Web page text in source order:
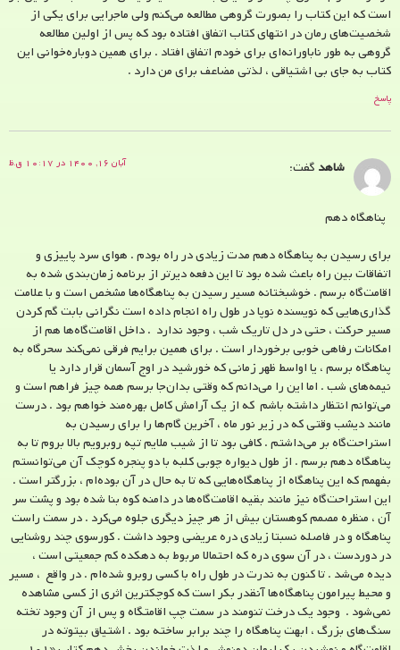
است که این کتاب را بصورت گروهی مطالعه می‌کنم ولی ماجرایی برای یکی از
شخصیت‌های رمان در انتهای کتاب اتفاق افتاده بود که پس از اولین مطالعه
گروهی به طور ناباورانه‌ای برای خودم اتفاق افتاد . برای همین دوباره‌خوانی این
کتاب به جای بی اشتیاقی ، لذتی مضاعف برای من دارد .
پاسخ
شاهد گفت: آبان ۱۶, ۱۴۰۰ در ۱۰:۱۷ ق.ظ
پناهگاه دهم
برای رسیدن به پناهگاه دهم مدت زیادی در راه بودم . هوای سرد پاییزی و
اتفاقات بین راه باعث شده بود تا این دفعه دیرتر از برنامه زمان‌بندی شده به
اقامت‌گاه برسم . خوشبختانه مسیر رسیدن به پناهگاه‌ها مشخص است و با علامت
گذاری‌هایی که نویسنده نوپا در طول راه انجام داده است نگرانی بابت گم کردن
مسیر حرکت ، حتی در دل تاریک شب ، وجود ندارد . داخل اقامت‌گاه‌ها هم از
امکانات رفاهی خوبی برخوردار است . برای همین برایم فرقی نمی‌کند سحرگاه به
پناهگاه برسم ، یا اواسط ظهر زمانی که خورشید در اوج آسمان قرار دارد یا
نیمه‌های شب . اما این را می‌دانم که وقتی بدان‌جا برسم همه چیز فراهم است و
می‌توانم انتظار داشته باشم که از یک آرامش کامل بهره‌مند خواهم بود . درست
مانند دیشب وقتی که در زیر نور ماه ، آخرین گام‌ها را برای رسیدن به
استراحت‌گاه بر می‌داشتم . کافی بود تا از شیب ملایم تپه روبرویم بالا بروم تا به
پناهگاه دهم برسم . از طول دیواره چوبی کلبه با دو پنجره کوچک آن می‌توانستم
بفهمم که این پناهگاه از پناهگاه‌هایی که تا به حال در آن بوده‌ام ، بزرگتر است .
این استراحت‌گاه نیز مانند بقیه اقامت‌گاه‌ها در دامنه کوه بنا شده بود و پشت سر
آن ، منظره مصمم کوهستان بیش از هر چیز دیگری جلوه می‌کرد . در سمت راست
پناهگاه و در فاصله نسبتا زیادی دره‌ عریضی وجود داشت . کورسوی چند روشنایی
در دوردست ، در آن سوی دره که احتمالا مربوط به دهکده کم جمعیتی است ،
دیده می‌شد . تا کنون به ندرت در طول راه با کسی روبرو شده‌ام . در واقع ، مسیر
و محیط پیرامون پناهگاه‌ها آنقدر بکر است که کوچکترین اثری از کسی مشاهده
نمی‌شود . وجود یک درخت تنومند در سمت چپ اقامتگاه و پس از آن وجود تخته
سنگ‌های بزرگ ، ابهت پناهگاه را چند برابر ساخته بود . اشتیاق بیتوته در